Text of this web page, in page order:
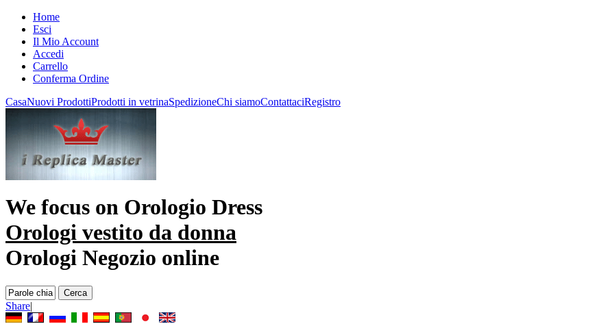
Home
Esci
Il Mio Account
Accedi
Carrello
Conferma Ordine
CasaNuovi ProdottiProdotti in vetrinaSpedizioneChi siamoContattaciRegistro
We focus on Orologio Dress
Orologi vestito da donna
Orologi Negozio online
Share|